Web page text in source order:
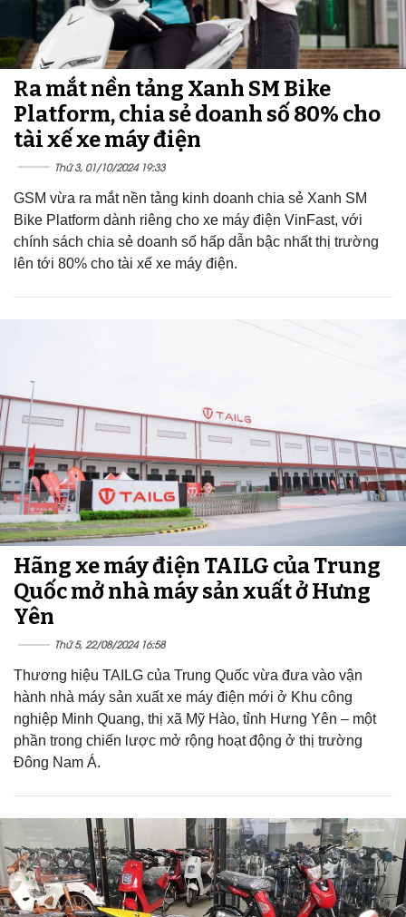
Ra mắt nền tảng Xanh SM Bike
Platform, chia sẻ doanh số 80% cho
tài xế xe máy điện
Thứ 3, 01/10/2024 19:33
GSM vừa ra mắt nền tảng kinh doanh chia sẻ Xanh SM
Bike Platform dành riêng cho xe máy điện VinFast, với
chính sách chia sẻ doanh số hấp dẫn bậc nhất thị trường
lên tới 80% cho tài xế xe máy điện.
Hãng xe máy điện TAILG của Trung
Quốc mở nhà máy sản xuất ở Hưng
Yên
Thứ 5, 22/08/2024 16:58
Thương hiệu TAILG của Trung Quốc vừa đưa vào vận
hành nhà máy sản xuất xe máy điện mới ở Khu công
nghiệp Minh Quang, thị xã Mỹ Hào, tỉnh Hưng Yên – một
phần trong chiến lược mở rộng hoạt động ở thị trường
Đông Nam Á.